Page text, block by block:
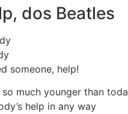
dos Beatles
someone, help!
so much younger than
help in any way